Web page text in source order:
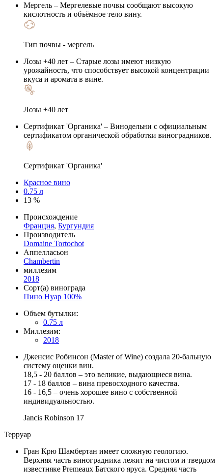
Мергель – Мергелевые почвы сообщают высокую
кислотность и объёмное тело вину.
Тип почвы - мергель
Лозы +40 лет – Старые лозы имеют низкую
урожайность, что способствует высокой концентрации
вкуса и аромата в вине.
Лозы +40 лет
Сертификат 'Органика' – Винодельни с официальным
сертификатом органической обработки виноградников.
Сертификат 'Органика'
Красное вино
0.75 л
13 %
Происхождение
Франция, Бургундия
Производитель
Domaine Tortochot
Аппелласьон
Chambertin
миллезим
2018
Сорт(а) винограда
Пино Нуар 100%
Объем бутылки:
0.75 л
Миллезим:
2018
Дженсис Робинсон (Master of Wine) создала 20-бальную
систему оценки вин.
18,5 - 20 баллов – это великие, выдающиеся вина.
17 - 18 баллов – вина превосходного качества.
16 - 16,5 – очень хорошее вино с собственной
индивидуальностью.
Jancis Robinson 17
Терруар
Гран Крю Шамбертан имеет сложную геологию.
Верхняя часть виноградника лежит на чистом и твердом
известняке Premeaux Батского яруса. Средняя часть